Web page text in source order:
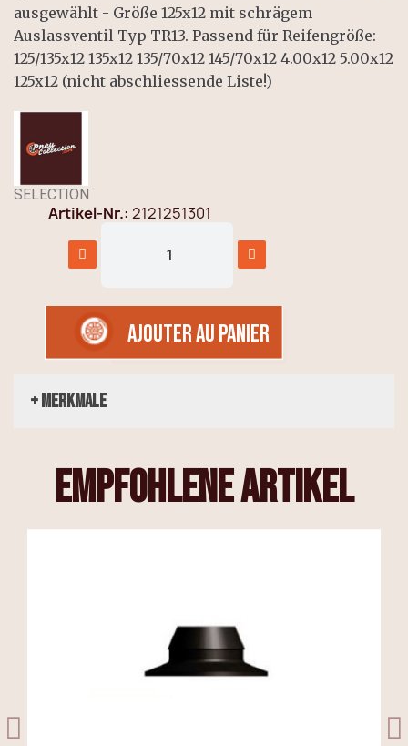
ausgewählt - Größe 125x12 mit schrägem
Auslassventil Typ TR13. Passend für Reifengröße:
125/135x12 135x12 135/70x12 145/70x12 4.00x12 5.00x12
125x12 (nicht abschliessende Liste!)
SELECTION
Artikel-Nr. 2121251301
AJOUTER AU PANIER
+ Merkmale
empfohlene Artikel